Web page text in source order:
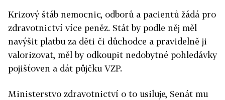
Krizový štáb nemocnic, odborů a pacientů žádá pro
zdravotnictví více peněz. Stát by podle něj měl
navýšit platbu za děti či důchodce a pravidelně ji
valorizovat, měl by odkoupit nedobytné pohledávky
pojišťoven a dát půjčku VZP.
Ministerstvo zdravotnictví o to usiluje, Senát mu